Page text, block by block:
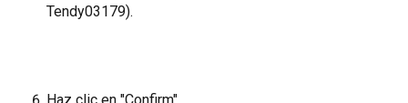
Tendy03179).